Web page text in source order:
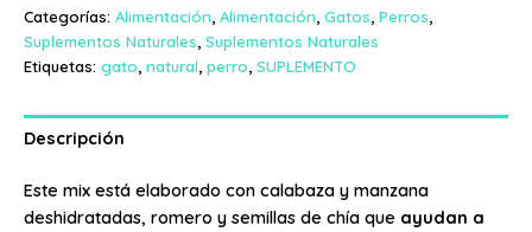
Categorías: Alimentación, Alimentación, Gatos, Perros,
Suplementos Naturales, Suplementos Naturales
Etiquetas: gato, natural, perro, SUPLEMENTO
Descripción
Este mix está elaborado con calabaza y manzana
deshidratadas, romero y semillas de chía que ayudan a